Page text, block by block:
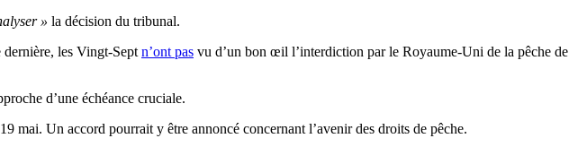
» la décision du tribunal.
les Vingt-Sept n’ont pas vu d’un bon œil l’interdiction par le Royaume-Uni de la pêche de
d’une échéance cruciale.
mai. Un accord pourrait y être annoncé concernant l’avenir des droits de pêche.